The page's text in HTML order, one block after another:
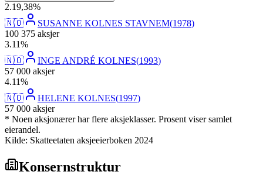
2.19,38%
🇳🇴
SUSANNE KOLNES STAVNEM(1978)
100 375 aksjer
3.11%
🇳🇴
INGE ANDRÉ KOLNES(1993)
57 000 aksjer
4.11%
🇳🇴
HELENE KOLNES(1997)
57 000 aksjer
* Noen aksjonærer har flere aksjeklasser. Prosent viser samlet
eierandel.
Kilde: Skatteetaten aksjeeierboken 2024
Konsernstruktur